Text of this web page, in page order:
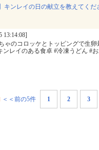
キンレイの日の献立を教えてくだ
13:14:08]
ゃのコロッケとトッピングで生
ンレイのある食卓 #冷凍うどん #
＜＜前の5件 1 2 3